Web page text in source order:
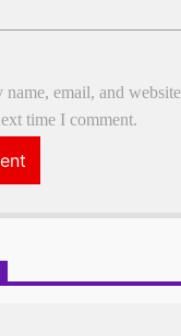
name, email, and
time I comment.